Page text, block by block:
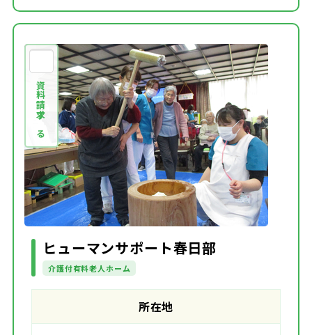
資料請求する
ヒューマンサポート春日部
介護付有料老人ホーム
所在地